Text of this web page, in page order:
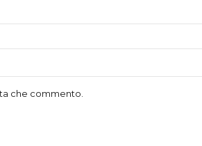
che commento.